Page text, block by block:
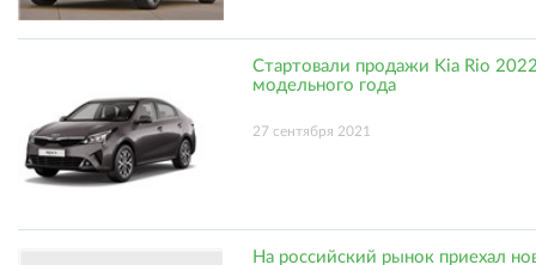
Стартовали продажи Kia Rio
модельного года
27 сентября 2021
На российский рынок приехал